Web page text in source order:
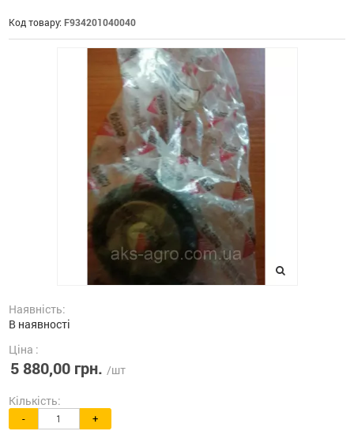
Код товару: F934201040040
Наявність:
В наявності
Ціна :
5 880,00 грн. /шт
Кількість:
- +